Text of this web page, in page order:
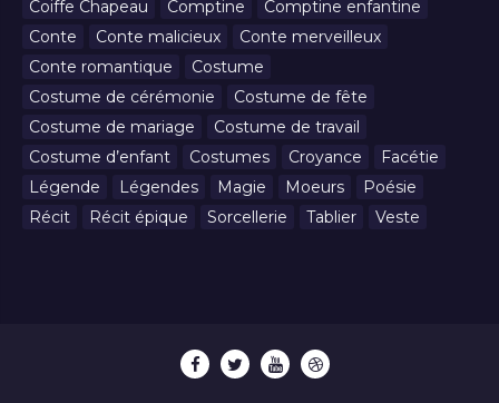
Coiffe Chapeau
Comptine
Comptine enfantine
Conte
Conte malicieux
Conte merveilleux
Conte romantique
Costume
Costume de cérémonie
Costume de fête
Costume de mariage
Costume de travail
Costume d’enfant
Costumes Croyance
Facétie
Légende
Légendes Magie Moeurs
Poésie
Récit
Récit épique Sorcellerie Tablier Veste